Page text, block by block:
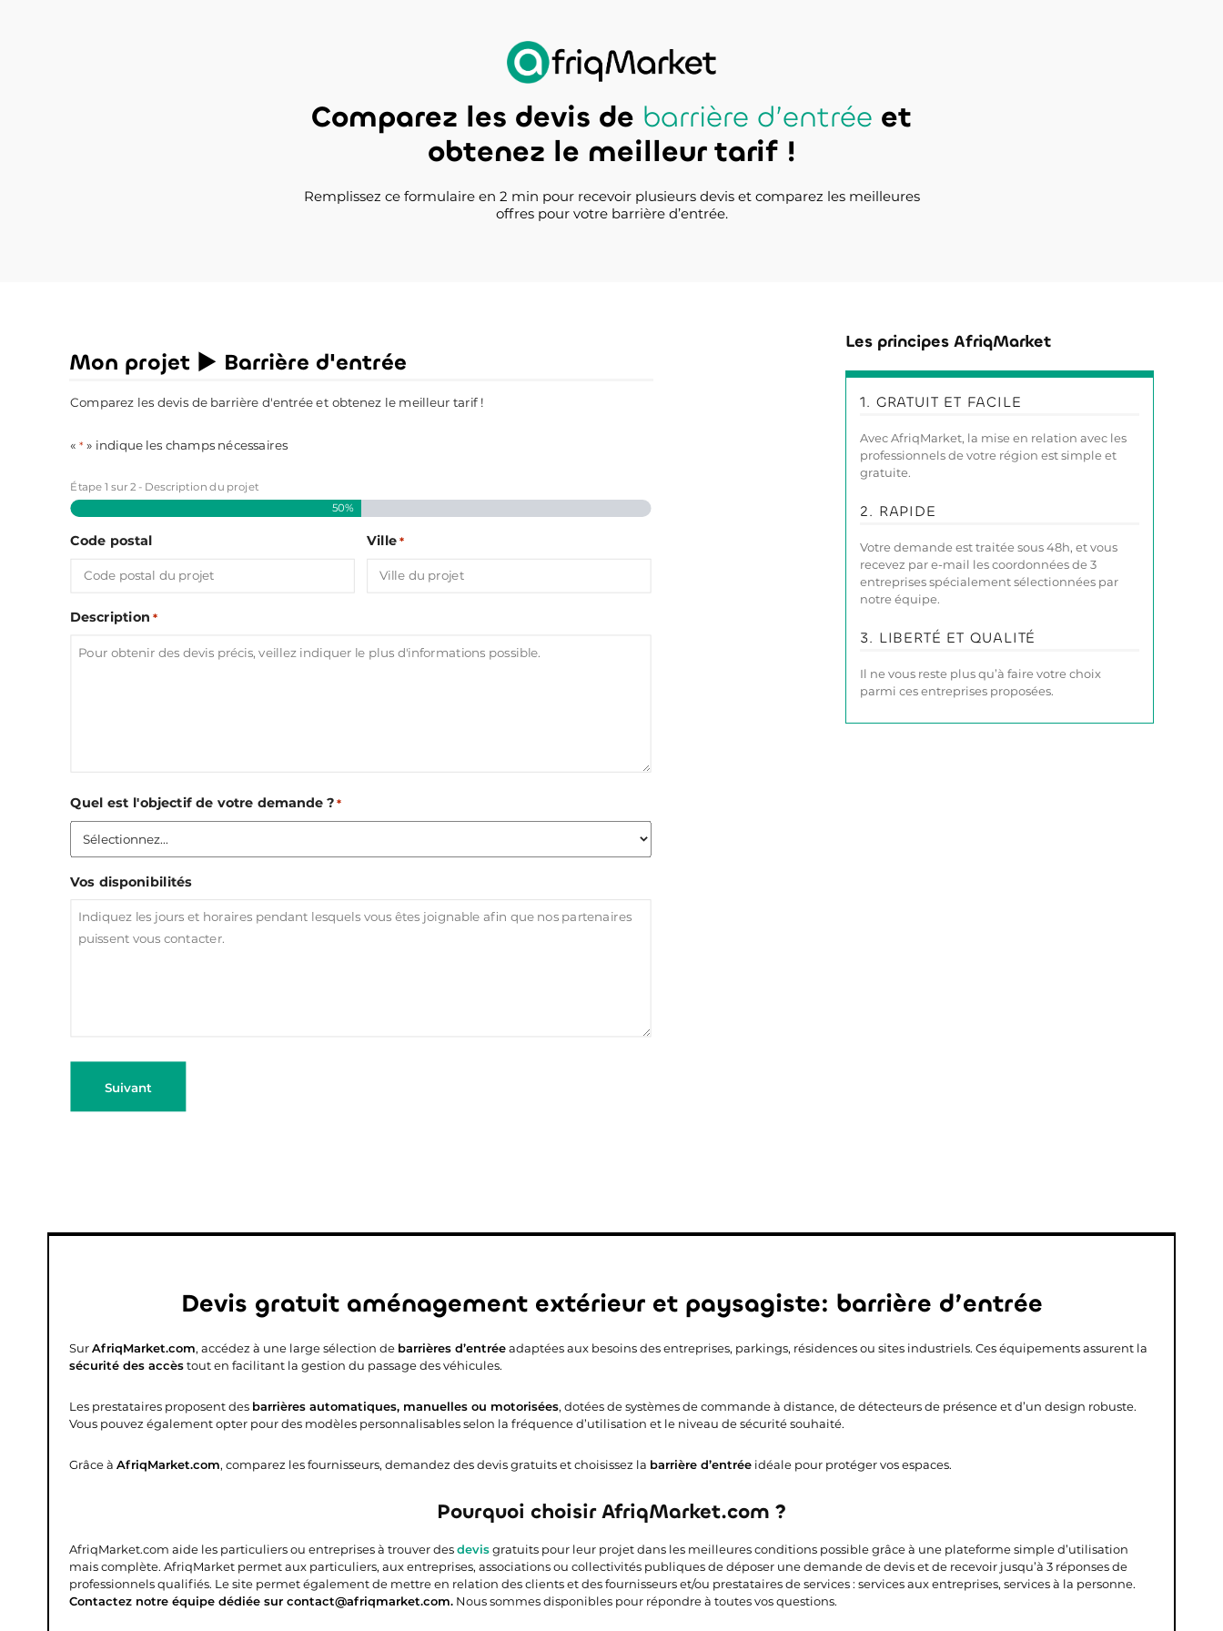
Comparez les devis de barrière d’entrée et
obtenez le meilleur tarif !
Remplissez ce formulaire en 2 min pour recevoir plusieurs devis et comparez les meilleures
offres pour votre barrière d’entrée.
Mon projet ► Barrière d'entrée
Comparez les devis de barrière d'entrée et obtenez le meilleur tarif !
«* » indique les champs nécessaires
Étape1 sur2 - Description du projet
50%
Code postal Ville *
Description *
Quel est l'objectif de votre demande ? *
Vos disponibilités
Les principes AfriqMarket
1. GRATUIT ET FACILE
Avec AfriqMarket, la mise en relation avec les
professionnels de votre région est simple et
gratuite.
2. RAPIDE
Votre demande est traitée sous 48h, et vous
recevez par e-mail les coordonnées de 3
entreprises spécialement sélectionnées par
notre équipe.
3. LIBERTÉ ET QUALITÉ
Il ne vous reste plus qu’à faire votre choix
parmi ces entreprises proposées.
Devis gratuit aménagement extérieur et paysagiste: barrière d’entrée
SurAfriqMarket.com, accédez à une large sélection de barrières d’entréeadaptées aux besoins des entreprises, parkings, résidences ou sites industriels. Ces équipements assurent la
sécurité des accèstout en facilitant la gestion du passage des véhicules.
Les prestataires proposent des barrières automatiques, manuelles ou motorisées, dotées de systèmes de commande à distance, de détecteurs de présence et d’un design robuste.
Vous pouvez également opter pour des modèles personnalisables selon la fréquence d’utilisation et le niveau de sécurité souhaité.
Grâce à AfriqMarket.com, comparez les fournisseurs, demandez des devis gratuits et choisissez la barrière d’entrée idéale pour protéger vos espaces.
Pourquoi choisir AfriqMarket.com ?
AfriqMarket.com aide les particuliers ou entreprises à trouver desdevisgratuits pour leur projet dans les meilleures conditions possible grâce à une plateforme simple d’utilisation
mais complète. AfriqMarket permet aux particuliers, aux entreprises, associations ou collectivités publiques de déposer une demande de devis et de recevoir jusqu’à 3 réponses de
professionnels qualifiés. Le site permet également de mettre en relation des clients et des fournisseurs et/ou prestataires de services : services aux entreprises, services à la personne.
Contactez notre équipe dédiée sur contact@afriqmarket.com. Nous sommes disponibles pour répondre à toutes vos questions.